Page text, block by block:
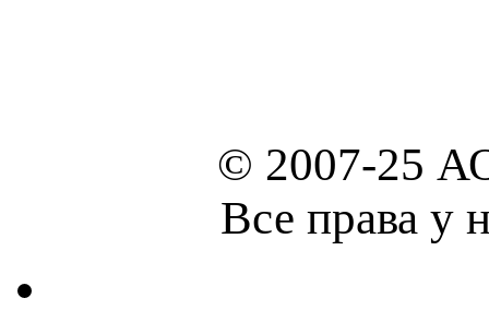
© 2007-25
Все права у